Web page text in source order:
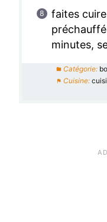
faites
préchauffé
minutes,
Catégorie:
Cuisine: